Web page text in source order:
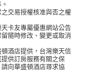
交易授權核准與否之權
卡友專屬優惠網站公告
隨時修改、變更或取消
酒店提供，台灣樂天信
供訂房服務有關之保
向華盛頓酒店尋求協